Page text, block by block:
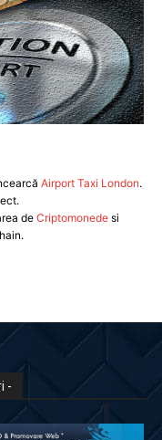
Airport Taxi London.
de Criptomonedesi
-